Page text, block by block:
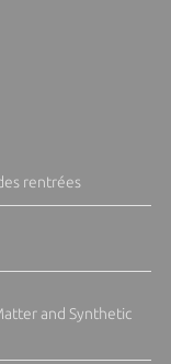
rentrées
and Synthetic